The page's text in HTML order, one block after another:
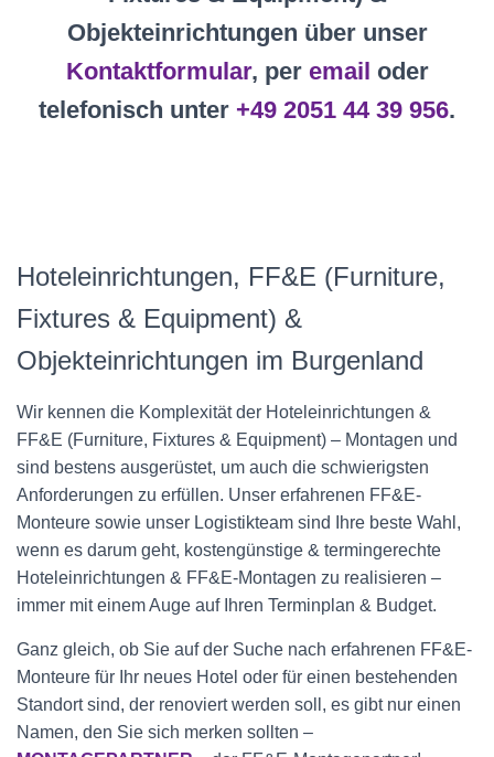
Objekteinrichtungen über unser
Kontaktformular, per email oder
telefonisch unter +49 2051 44 39 956.
Hoteleinrichtungen, FF&E (Furniture,
Fixtures & Equipment) &
Objekteinrichtungen im Burgenland
Wir kennen die Komplexität der Hoteleinrichtungen &
FF&E (Furniture, Fixtures & Equipment) – Montagen und
sind bestens ausgerüstet, um auch die schwierigsten
Anforderungen zu erfüllen. Unser erfahrenen FF&E-
Monteure sowie unser Logistikteam sind Ihre beste Wahl,
wenn es darum geht, kostengünstige & termingerechte
Hoteleinrichtungen & FF&E-Montagen zu realisieren –
immer mit einem Auge auf Ihren Terminplan & Budget.
Ganz gleich, ob Sie auf der Suche nach erfahrenen FF&E-
Monteure für Ihr neues Hotel oder für einen bestehenden
Standort sind, der renoviert werden soll, es gibt nur einen
Namen, den Sie sich merken sollten –